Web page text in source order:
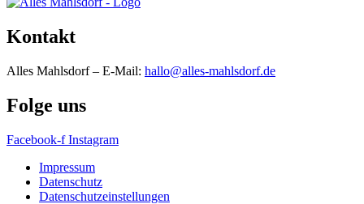
Kontakt
Alles Mahlsdorf – E-Mail: hallo@alles-mahlsdorf.de
Folge uns
Facebook-f Instagram
Impressum
Datenschutz
Datenschutzeinstellungen